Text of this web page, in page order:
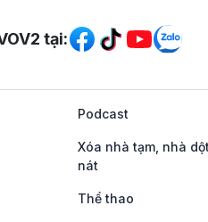
xã hội
tại:
Podcast
Xóa nhà tạm, nhà dột
nát
Thể thao